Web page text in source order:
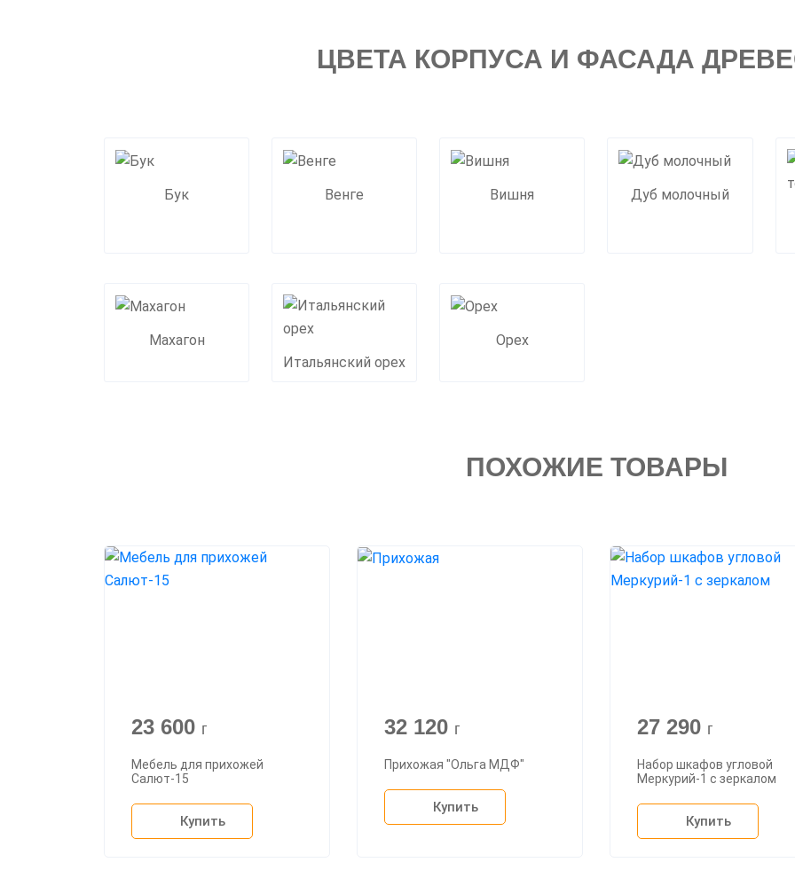
ЦВЕТА КОРПУСА И ФАСАДА
Бук Венге Вишня
Дуб молочный
Махагон
Итальянский орех
Орех
ПОХОЖИЕ ТОВАРЫ
23 600 г
Мебель для прихожей
Салют-15
Купить
32 120 г
Прихожая "Ольга МДФ"
Купить
27 290 г
Набор шкафов угловой
Меркурий-1 с зеркалом
Купить